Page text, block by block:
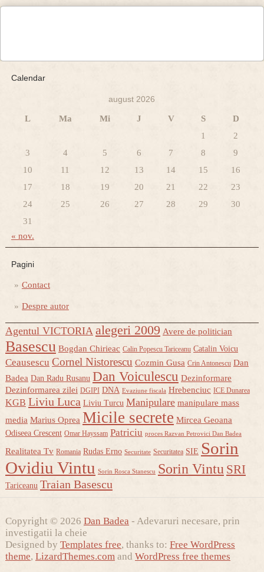
Calendar
august 2026
L Ma Mi J V S
D
1
2
3
4 5 6 7 8
9
10
11 12 13 14 15
16
17
18 19 20 21 22
23
24
25 26 27 28 29
30
31
« nov.
Pagini
Contact
Despre autor
Agentul VICTORIA alegeri 2009 Avere de politician
Basescu Bogdan Chirieac Calin Popescu Tariceanu Catalin Voicu
Ceausescu Cornel Nistorescu Cozmin Gusa Crin Antonescu Dan
Badea Dan Radu Rusanu Dan Voiculescu Dezinformare
Dezinformarea zilei DGIPI DNA Evaziune fiscala Hrebenciuc ICE Dunarea
KGB Liviu Luca Liviu Turcu Manipulare manipulare mass
media Marius Oprea Micile secrete Mircea Geoana
Odiseea Crescent Omar Hayssam Patriciu proces Razvan Petrovici Dan Badea
Realitatea Tv Romania Rudas Erno Securitate Securitatea SIE Sorin
Ovidiu Vintu Sorin Rosca Stanescu Sorin Vintu SRI
Tariceanu Traian Basescu
Copyright © 2026 Dan Badea - Adevaruri necesare, prin
investigatii la cheie
Designed by Templates free, thanks to: Free WordPress
theme, LizardThemes.comand WordPress free themes